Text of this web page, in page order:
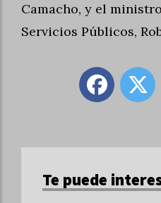
Camacho, y el
Servicios Públicos,
Te puede